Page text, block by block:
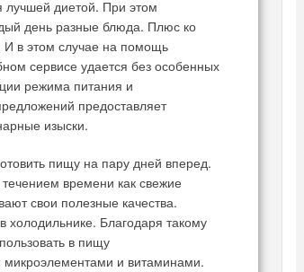
лучшей диетой. При этом
день разные блюда. Плюс ко
в этом случае на помощь
сервисе удается без особенных
режима питания и
предоставляет
изыски.
пищу на пару дней вперед.
времени как свежие
свои полезные качества.
холодильнике. Благодаря такому
в пищу
и витаминами.